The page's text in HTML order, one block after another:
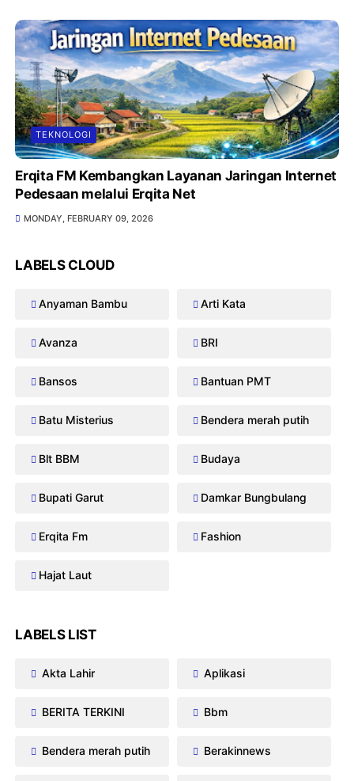
TEKNOLOGI
Erqita FM Kembangkan Layanan Jaringan Internet
Pedesaan melalui Erqita Net
MONDAY, FEBRUARY 09, 2026
LABELS CLOUD
Anyaman Bambu Arti Kata
Avanza BRI
Bansos Bantuan PMT
Batu Misterius Bendera merah putih
Blt BBM Budaya
Bupati Garut Damkar Bungbulang
Erqita Fm Fashion
Hajat Laut
LABELS LIST
Akta Lahir Aplikasi
BERITA TERKINI Bbm
Bendera merah putih Berakinnews